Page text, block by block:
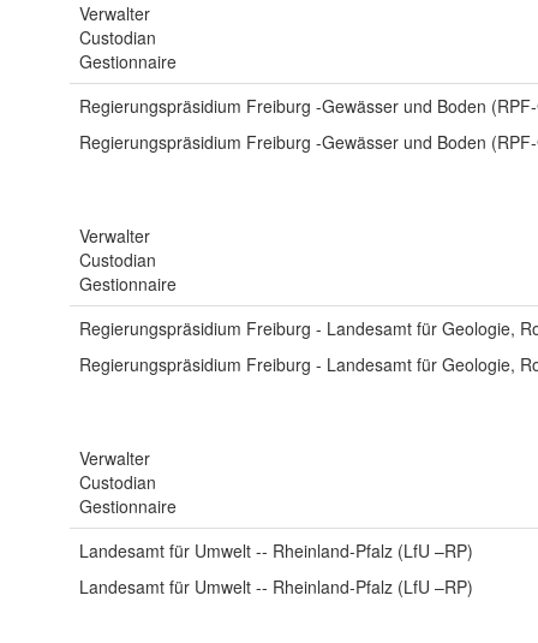
Verwalter
Custodian
Gestionnaire
Regierungspräsidium Freiburg -Gewässer und Boden
Regierungspräsidium Freiburg -Gewässer und Boden
Verwalter
Custodian
Gestionnaire
Regierungspräsidium Freiburg - Landesamt für Geologie,
Regierungspräsidium Freiburg - Landesamt für Geologie,
Verwalter
Custodian
Gestionnaire
Landesamt für Umwelt -- Rheinland-Pfalz (LfU –RP)
Landesamt für Umwelt -- Rheinland-Pfalz (LfU –RP)